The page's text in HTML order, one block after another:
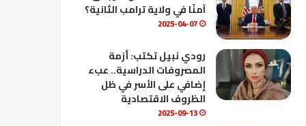
b
e
آمنًا في ولاية ترامب الثانية؟
2025-04-07
رودي نبيل تكتب: أزمة
المصروفات الدراسية.. عبء
إضافي على الأسر في ظل
الظروف الاقتصادية
2025-09-13